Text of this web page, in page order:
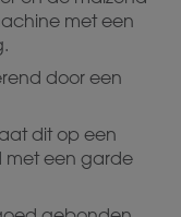
met een
door een
dit op een
met een garde